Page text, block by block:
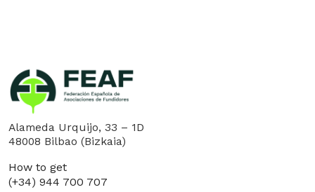
Alameda Urquijo, 33 – 1D
48008 Bilbao (Bizkaia)
How to get
(+34) 944 700 707